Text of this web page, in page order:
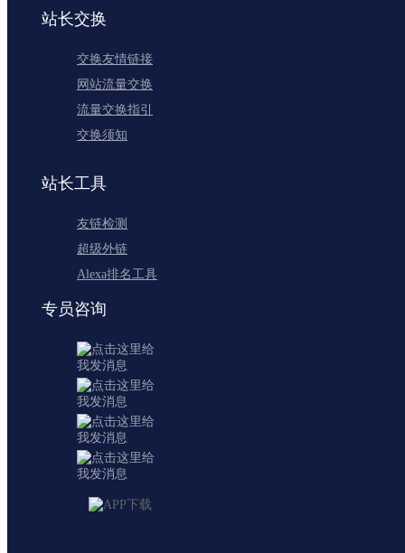
站长交换
交换友情链接
网站流量交换
流量交换指引
交换须知
站长工具
友链检测
超级外链
Alexa排名工具
专员咨询